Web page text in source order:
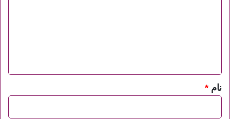
نام *